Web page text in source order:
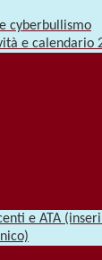
cyberbullismo
e calendario
e ATA